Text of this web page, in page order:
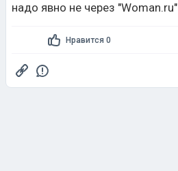
надо явно не через "Woman.ru"
Нравится 0